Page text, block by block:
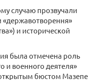
случаю прозвучали
«державотворення»
и исторической
была отмечена роль
и военного деятеля»
бюстом Мазепе